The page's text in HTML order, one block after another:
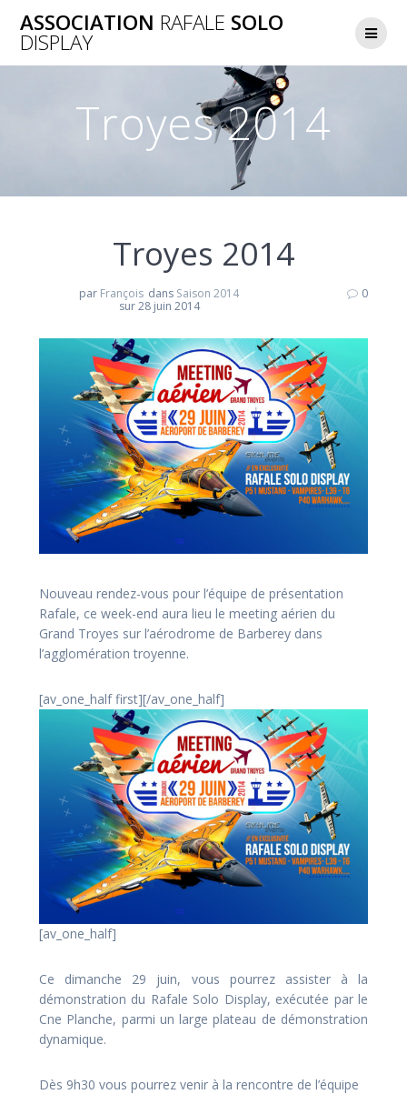
to
ASSOCIATION RAFALE SOLO
DISPLAY
Troyes 2014
Troyes 2014
par François dans Saison 2014
sur 28 juin 2014
0
Nouveau rendez-vous pour l’équipe de présentation
Rafale, ce week-end aura lieu le meeting aérien du
Grand Troyes sur l’aérodrome de Barberey dans
l’agglomération troyenne.
[av_one_half first][/av_one_half]
[av_one_half]
Ce dimanche 29 juin, vous pourrez assister à la
démonstration du Rafale Solo Display, exécutée par le
Cne Planche, parmi un large plateau de démonstration
dynamique.
Dès 9h30 vous pourrez venir à la rencontre de l’équipe